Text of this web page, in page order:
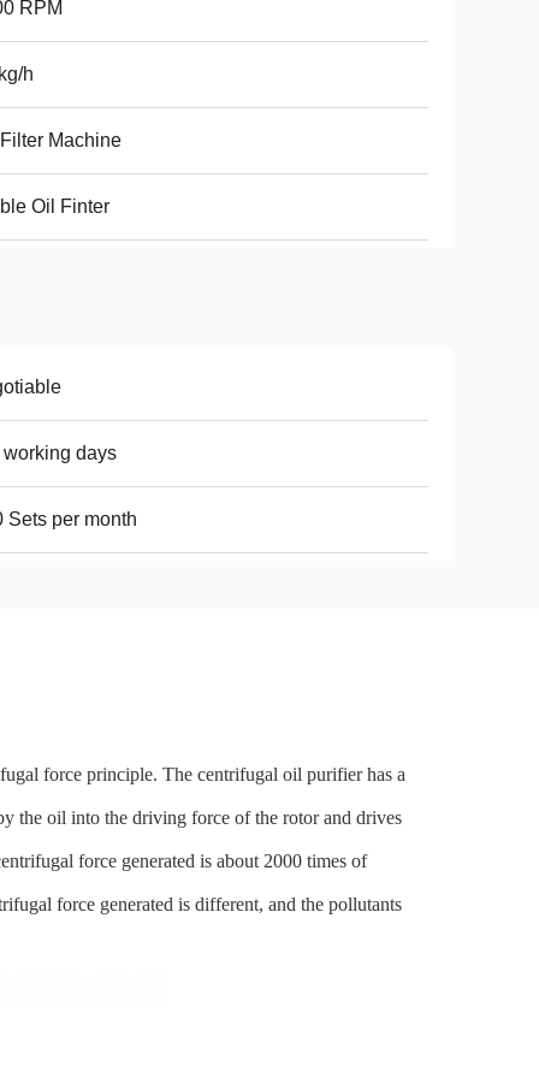
RPM
h
Machine
Oil Finter
working days
Sets per month
force principle. The centrifugal oil purifier has a
the oil into the driving force of the rotor and drives
force generated is about 2000 times of
force generated is different, and the pollutants